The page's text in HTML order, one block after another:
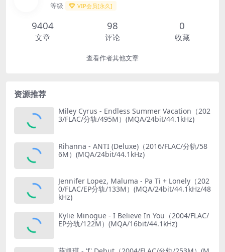
等级 VIP会员[永久]
9404
文章
98
评论
0
收藏
查看作者其他文章
资源推荐
Miley Cyrus - Endless Summer Vacation（202
3/FLAC/分轨/495M）(MQA/24bit/44.1kHz)
Rihanna - ANTI (Deluxe)（2016/FLAC/分轨/58
6M）(MQA/24bit/44.1kHz)
Jennifer Lopez, Maluma - Pa Ti + Lonely（202
0/FLAC/EP分轨/133M）(MQA/24bit/44.1kHz/48
kHz)
Kylie Minogue - I Believe In You（2004/FLAC/
EP分轨/122M）(MQA/16bit/44.1kHz)